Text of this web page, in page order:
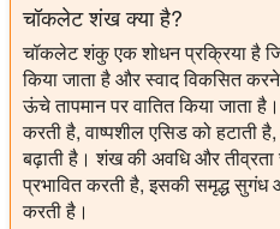
चॉकलेट शंख क्या है?
चॉकलेट शंकु एक शोधन प्रक्रिया है
किया जाता है और स्वाद विकसित
ऊंचे तापमान पर वातित किया जाता
करती है, वाष्पशील एसिड को हटाती
बढ़ाती है। शंख की अवधि और
प्रभावित करती है, इसकी समृद्ध
करती है।